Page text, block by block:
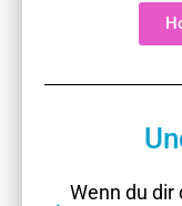
Wenn du dir